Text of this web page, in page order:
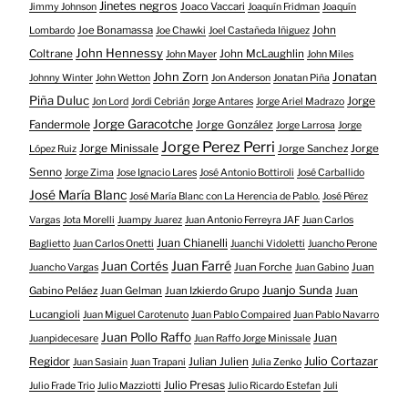
Jimmy Johnson Jinetes negros Joaco Vaccari Joaquín Fridman Joaquín
Lombardo Joe Bonamassa Joe Chawki Joel Castañeda Iñiguez John
Coltrane John Hennessy John Mayer John McLaughlin John Miles
Johnny Winter John Wetton John Zorn Jon Anderson Jonatan Piña Jonatan
Piña Duluc Jon Lord Jordi Cebrián Jorge Antares Jorge Ariel Madrazo Jorge
Fandermole Jorge Garacotche Jorge González Jorge Larrosa Jorge
López Ruiz Jorge Minissale Jorge Perez Perri Jorge Sanchez Jorge
Senno Jorge Zima Jose Ignacio Lares José Antonio Bottiroli José Carballido
José María Blanc José María Blanc con La Herencia de Pablo. José Pérez
Vargas Jota Morelli Juampy Juarez Juan Antonio Ferreyra JAF Juan Carlos
Baglietto Juan Carlos Onetti Juan Chianelli Juanchi Vidoletti Juancho Perone
Juancho Vargas Juan Cortés Juan Farré Juan Forche Juan Gabino Juan
Gabino Peláez Juan Gelman Juan Izkierdo Grupo Juanjo Sunda Juan
Lucangioli Juan Miguel Carotenuto Juan Pablo Compaired Juan Pablo Navarro
Juanpidecesare Juan Pollo Raffo Juan Raffo Jorge Minissale Juan
Regidor Juan Sasiain Juan Trapani Julian Julien Julia Zenko Julio Cortazar
Julio Frade Trio Julio Mazziotti Julio Presas Julio Ricardo Estefan Juli